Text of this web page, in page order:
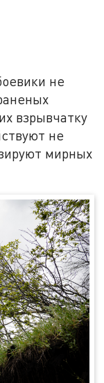
не
взрывчатку
не
мирных